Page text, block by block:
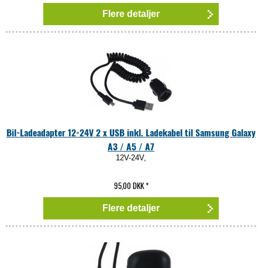
Flere detaljer
Bil-Ladeadapter 12-24V 2 x USB inkl. Ladekabel til Samsung Galaxy
A3 / A5 / A7
12V-24V,
95,00 DKK*
Flere detaljer